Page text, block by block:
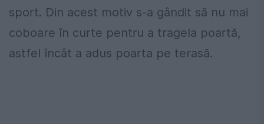
sport. Din acest motiv s-a gândit să nu mai
coboare în curte pentru a tragela poartă,
astfel încât a adus poarta pe terasă.